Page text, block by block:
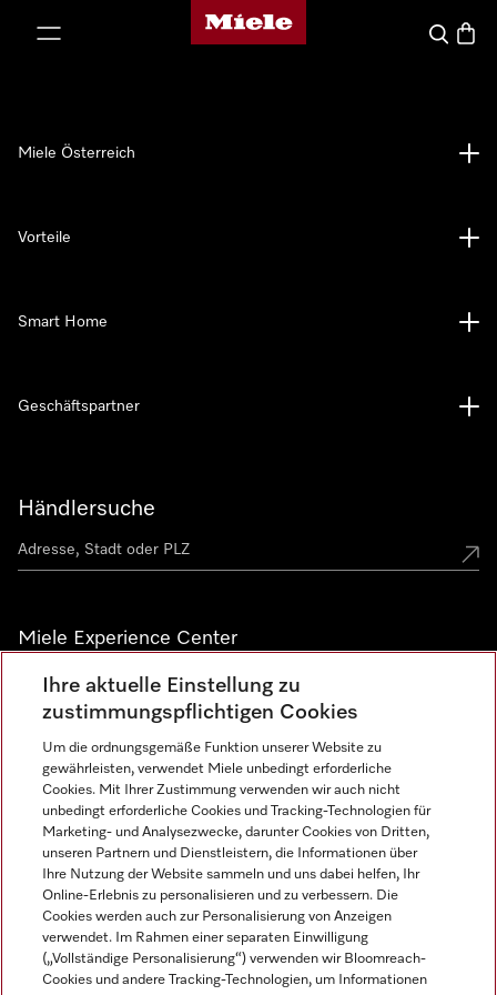
Miele-Homepage
Suche
Händlersuche
Miele Experience Center
Alle Miele Experience Center anzeigen
Newsletter
Miele Österreich
Vorteile
Smart Home
Geschäftspartner
Miele auf Instagram
Miele auf Facebook
Miele auf Youtube
Ihre aktuelle Einstellung zu
zustimmungspflichtigen Cookies
Um die ordnungsgemäße Funktion unserer Website zu
gewährleisten, verwendet Miele unbedingt erforderliche
Cookies. Mit Ihrer Zustimmung verwenden wir auch nicht
unbedingt erforderliche Cookies und Tracking-Technologien für
Marketing- und Analysezwecke, darunter Cookies von Dritten,
unseren Partnern und Dienstleistern, die Informationen über
Ihre Nutzung der Website sammeln und uns dabei helfen, Ihr
Online-Erlebnis zu personalisieren und zu verbessern. Die
Cookies werden auch zur Personalisierung von Anzeigen
verwendet. Im Rahmen einer separaten Einwilligung
(„Vollständige Personalisierung“) verwenden wir Bloomreach-
Cookies und andere Tracking-Technologien, um Informationen